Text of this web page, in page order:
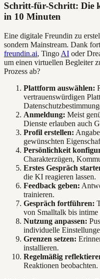
Schritt-für-Schritt: Die
in 10 Minuten
Eine digitale Freundin zu
sondern Mainstream. Dank
freundin.ai, Tingo AI oder
um einen virtuellen Begleiter
Prozess ab?
Plattform auswählen:
vertrauenswürdigen
Anmeldung: Meist
Dienste erlauben auch
Profil erstellen:
gewünschten
Persönlichkeit
Charakterzügen,
Erstes Gespräch
die KI reagieren lassen.
Feedback geben:
trainieren.
Gespräch fortführen:
von Smalltalk bis intime
Nutzung anpassen:
individuelle
Grenzen setzen:
installieren.
Regelmäßig
Reaktionen beobachten.